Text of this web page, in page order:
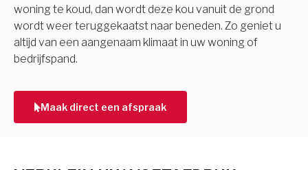
woning te koud, dan wordt deze kou vanuit de grond
wordt weer teruggekaatst naar beneden. Zo geniet u
altijd van een aangenaam klimaat in uw woning of
bedrijfspand.
Maak direct een afspraak